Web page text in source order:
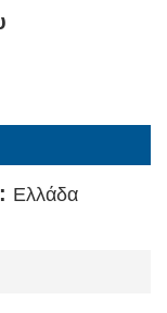
Ελλάδα